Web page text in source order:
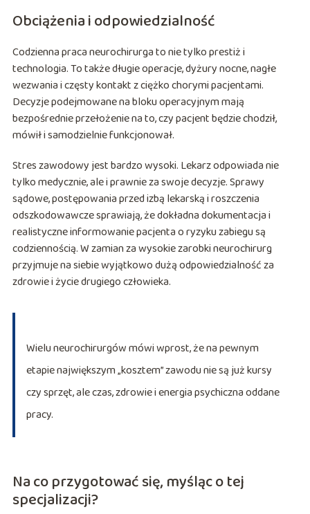
Obciążenia i odpowiedzialność
Codzienna praca neurochirurga to nie tylko prestiż i
technologia. To także długie operacje, dyżury nocne, nagłe
wezwania i częsty kontakt z ciężko chorymi pacjentami.
Decyzje podejmowane na bloku operacyjnym mają
bezpośrednie przełożenie na to, czy pacjent będzie chodził,
mówił i samodzielnie funkcjonował.
Stres zawodowy jest bardzo wysoki. Lekarz odpowiada nie
tylko medycznie, ale i prawnie za swoje decyzje. Sprawy
sądowe, postępowania przed izbą lekarską i roszczenia
odszkodowawcze sprawiają, że dokładna dokumentacja i
realistyczne informowanie pacjenta o ryzyku zabiegu są
codziennością. W zamian za wysokie zarobki neurochirurg
przyjmuje na siebie wyjątkowo dużą odpowiedzialność za
zdrowie i życie drugiego człowieka.
Wielu neurochirurgów mówi wprost, że na pewnym
etapie największym „kosztem” zawodu nie są już kursy
czy sprzęt, ale czas, zdrowie i energia psychiczna oddane
pracy.
Na co przygotować się, myśląc o tej
specjalizacji?